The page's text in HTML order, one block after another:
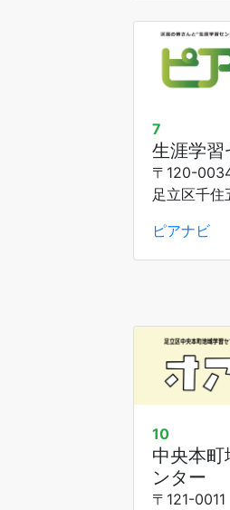
7
生涯学習
〒120-
足立区千住
ピアナビ
10
中央本町
ンター
〒121-0011